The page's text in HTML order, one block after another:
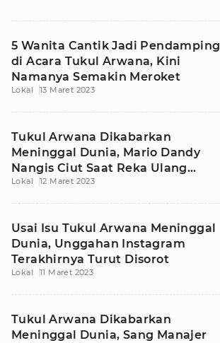
5 Wanita Cantik Jadi Pendamping
di Acara Tukul Arwana, Kini
Namanya Semakin Meroket
Lokal 13 Maret 2023
Tukul Arwana Dikabarkan
Meninggal Dunia, Mario Dandy
Nangis Ciut Saat Reka Ulang
Penganiayaan
Lokal 12 Maret 2023
Usai Isu Tukul Arwana Meninggal
Dunia, Unggahan Instagram
Terakhirnya Turut Disorot
Lokal 11 Maret 2023
Tukul Arwana Dikabarkan
Meninggal Dunia, Sang Manajer